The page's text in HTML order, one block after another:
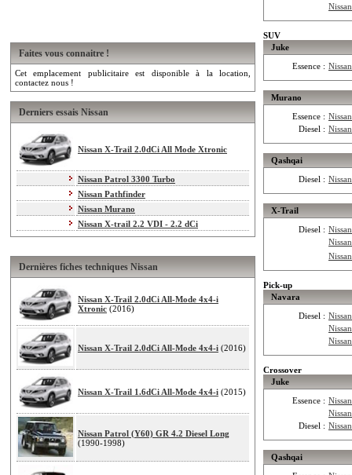
Faites vous connaitre !
Cet emplacement publicitaire est disponible à la location,
contactez nous !
Derniers essais Nissan
Nissan X-Trail 2.0dCi All Mode Xtronic
Nissan Patrol 3300 Turbo
Nissan Pathfinder
Nissan Murano
Nissan X-trail 2.2 VDI - 2.2 dCi
Dernières fiches techniques Nissan
Nissan X-Trail 2.0dCi All-Mode 4x4-i
Xtronic (2016)
Nissan X-Trail 2.0dCi All-Mode 4x4-i (2016)
Nissan X-Trail 1.6dCi All-Mode 4x4-i (2015)
Nissan Patrol (Y60) GR 4.2 Diesel Long
(1990-1998)
SUV
Juke
Essence :
Murano
Essence :
Diesel :
Qashqai
Diesel :
X-Trail
Diesel :
Pick-up
Navara
Diesel :
Crossover
Juke
Essence :
Diesel :
Qashqai